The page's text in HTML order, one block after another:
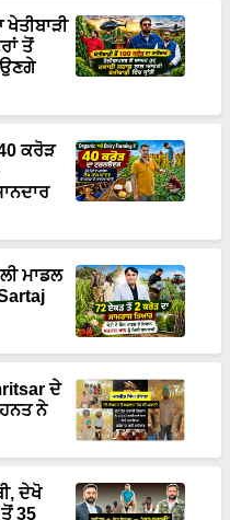
ਤੋਂ
ਕਰੋੜ
ਮਾਡਲ
ਦੇ
ਨੇ
ਦੇਖੋ
35